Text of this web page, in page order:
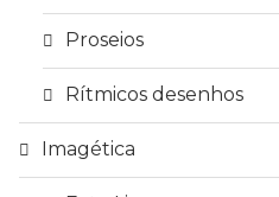
Proseios
Rítmicos desenhos
Imagética